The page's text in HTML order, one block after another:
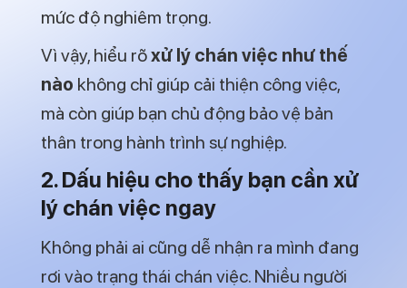
mức độ nghiêm trọng.
Vì vậy, hiểu rõxử lý chán việc như thế
nào không chỉ giúp cải thiện công việc,
mà còn giúp bạn chủ động bảo vệ bản
thân trong hành trình sự nghiệp.
2. Dấu hiệu cho thấy bạn cần xử
lý chán việc ngay
Không phải ai cũng dễ nhận ra mình đang
rơi vào trạng thái chán việc. Nhiều người